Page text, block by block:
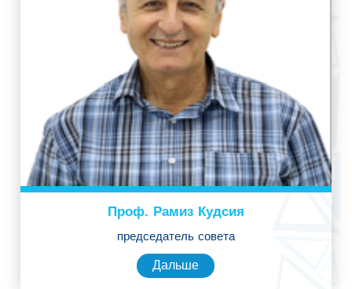
Проф. Рамиз Кудсия
председатель совета
Дальше